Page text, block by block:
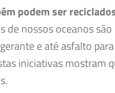
podem ser
nossos oceanos
e até asfalto
iniciativas mostram